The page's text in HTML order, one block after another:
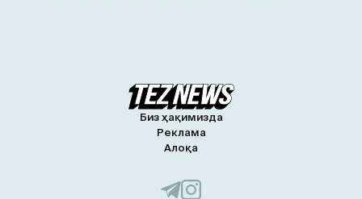
Биз ҳақимизда
Реклама
Алоқа